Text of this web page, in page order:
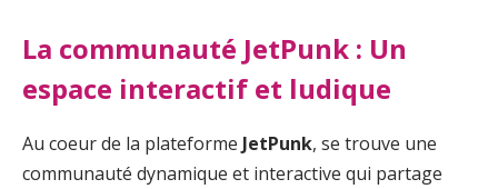
La communauté JetPunk : Un
espace interactif et ludique
Au coeur de la plateforme JetPunk, se trouve une
communauté dynamique et interactive qui partage